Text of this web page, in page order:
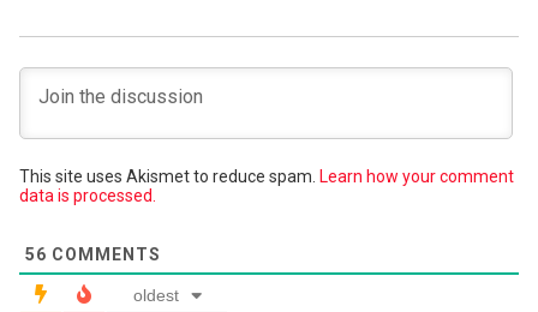
This site uses Akismet to reduce spam. Learn how your comment
data is processed.
56 COMMENTS
oldest